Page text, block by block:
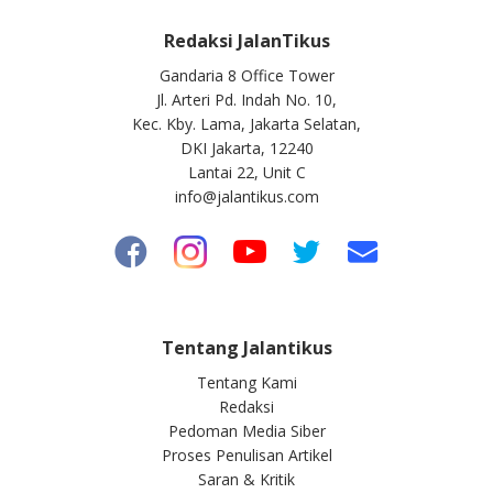
Redaksi JalanTikus
Gandaria 8 Office Tower
Jl. Arteri Pd. Indah No. 10,
Kec. Kby. Lama, Jakarta Selatan,
DKI Jakarta, 12240
Lantai 22, Unit C
info@jalantikus.com
Tentang Jalantikus
Tentang Kami
Redaksi
Pedoman Media Siber
Proses Penulisan Artikel
Saran & Kritik